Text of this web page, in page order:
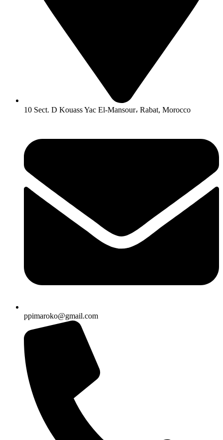
10 Sect. D Kouass Yac El-Mansour، Rabat, Morocco
ppimaroko@gmail.com